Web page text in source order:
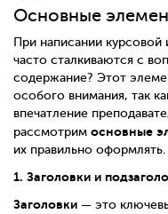
Основные
При написании
часто сталкиваются с
содержание? Этот
особого внимания, так
впечатление
рассмотрим основные
их правильно оформлять.
1. Заголовки и
Заголовки — это